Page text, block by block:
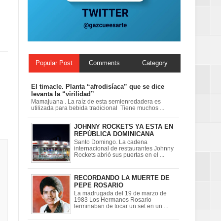
Popular Post Comments Category
El timacle. Planta “afrodisíaca” que se dice
levanta la “virilidad”
Mamajuana . La raíz de esta semienredadera es
utilizada para bebida tradicional Tiene muchos ...
JOHNNY ROCKETS YA ESTA EN
REPÚBLICA DOMINICANA
Santo Domingo. La cadena
internacional de restaurantes Johnny
Rockets abrió sus puertas en el ...
RECORDANDO LA MUERTE DE
PEPE ROSARIO
La madrugada del 19 de marzo de
1983 Los Hermanos Rosario
terminaban de tocar un set en un ...